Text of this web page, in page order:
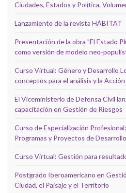
Ciudades, Estados y Política,
Lanzamiento de la revista HÁBITAT
Presentación de la obra "El Estado
como versión de modelo neo-
Curso Virtual: Género y Desarrollo
conceptos para el análisis y la
El Viceministerio de Defensa Civil
capacitación en Gestión de Riesgos
Curso de Especialización
Programas y Proyectos de
Curso Virtual: Gestión para
Postgrado Iberoamericano en
Ciudad, el Paisaje y el Territorio